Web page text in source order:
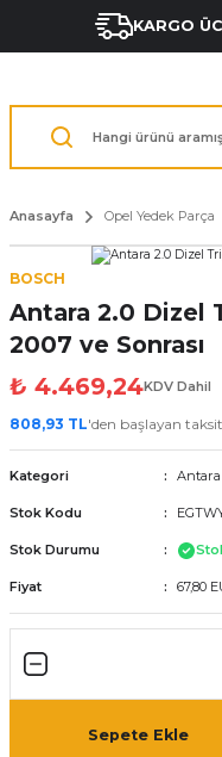
KARGO
Anasayfa Opel Yedek Parça
BOSCH
Antara 2.0 Dizel
2007 ve Sonrası
₺ 4.469,24KDV Dahil
808,93 TL'den başlayan
Kategori Antara
Stok Kodu
Stok Durumu
Fiyat 67,80
Sepete Ekle